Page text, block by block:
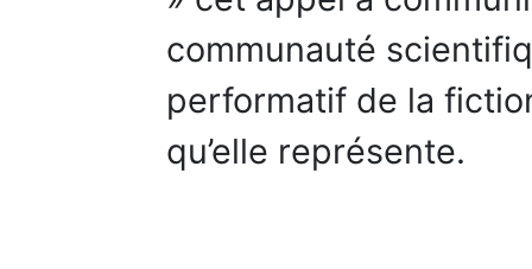
communauté
performatif de la
qu’elle représente.